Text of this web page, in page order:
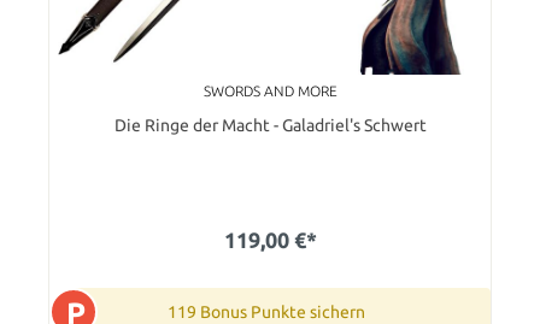
SWORDS AND MORE
Die Ringe der Macht - Galadriel's Schwert
119,00 €*
P 119 Bonus Punkte sichern